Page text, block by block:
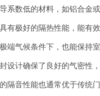
系数低的材料，如铝合金
有极好的隔热性能，能有
端气候条件下，也能保持
设计确保了良好的气密性
隔音性能也通常优于传统